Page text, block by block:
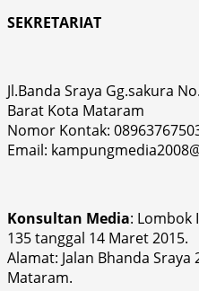
SEKRETARIAT
Jl.Banda Sraya Gg.sakura
Barat Kota Mataram
Nomor Kontak:
Email:
Konsultan Media: Lombok
135 tanggal 14 Maret 2015.
Alamat: Jalan Bhanda
Mataram.